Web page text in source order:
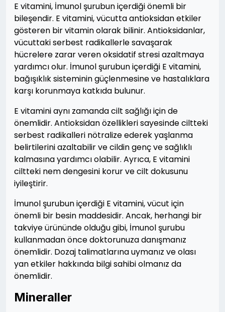
E vitamini, İmunol şurubun içerdiği önemli bir
bileşendir. E vitamini, vücutta antioksidan etkiler
gösteren bir vitamin olarak bilinir. Antioksidanlar,
vücuttaki serbest radikallerle savaşarak
hücrelere zarar veren oksidatif stresi azaltmaya
yardımcı olur. İmunol şurubun içerdiği E vitamini,
bağışıklık sisteminin güçlenmesine ve hastalıklara
karşı korunmaya katkıda bulunur.
E vitamini aynı zamanda cilt sağlığı için de
önemlidir. Antioksidan özellikleri sayesinde ciltteki
serbest radikalleri nötralize ederek yaşlanma
belirtilerini azaltabilir ve cildin genç ve sağlıklı
kalmasına yardımcı olabilir. Ayrıca, E vitamini
ciltteki nem dengesini korur ve cilt dokusunu
iyileştirir.
İmunol şurubun içerdiği E vitamini, vücut için
önemli bir besin maddesidir. Ancak, herhangi bir
takviye ürününde olduğu gibi, İmunol şurubu
kullanmadan önce doktorunuza danışmanız
önemlidir. Dozaj talimatlarına uymanız ve olası
yan etkiler hakkında bilgi sahibi olmanız da
önemlidir.
Mineraller